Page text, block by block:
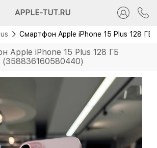
APPLE-TUT.RU
Смартфон Apple iPhone 15 Plus 128
Apple iPhone 15 Plus 128 ГБ
(358836160580440)